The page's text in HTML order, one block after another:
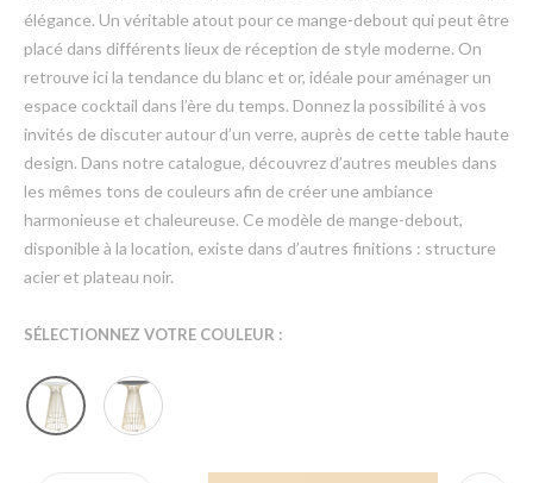
élégance. Un véritable atout pour ce mange-debout qui peut être
placé dans différents lieux de réception de style moderne. On
retrouve ici la tendance du blanc et or, idéale pour aménager un
espace cocktail dans l’ère du temps. Donnez la possibilité à vos
invités de discuter autour d’un verre, auprès de cette table haute
design. Dans notre catalogue, découvrez d’autres meubles dans
les mêmes tons de couleurs afin de créer une ambiance
harmonieuse et chaleureuse. Ce modèle de mange-debout,
disponible à la location, existe dans d’autres finitions : structure
acier et plateau noir.
SÉLECTIONNEZ VOTRE COULEUR :